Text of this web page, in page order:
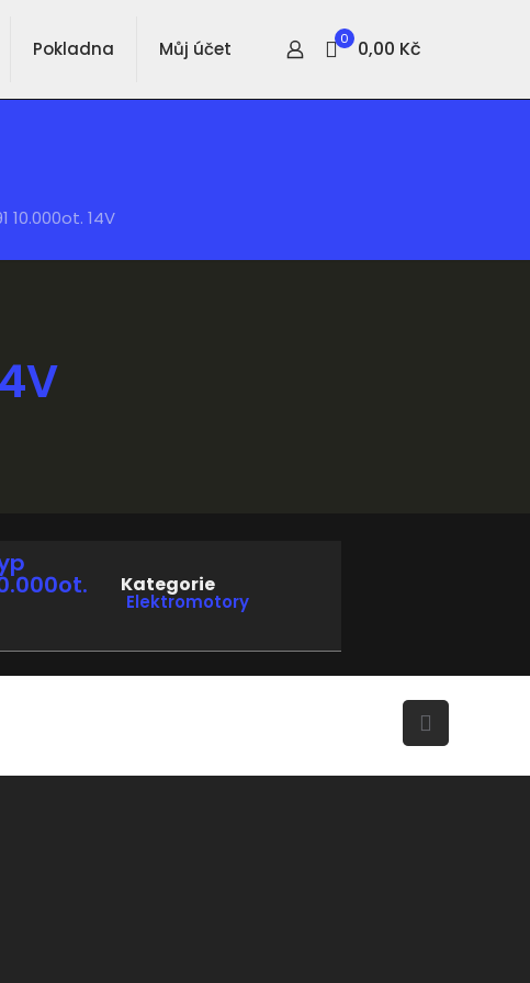
Pokladna Můj účet 0 0,00 Kč
10.000ot. 14V
Kategorie
Elektromotory